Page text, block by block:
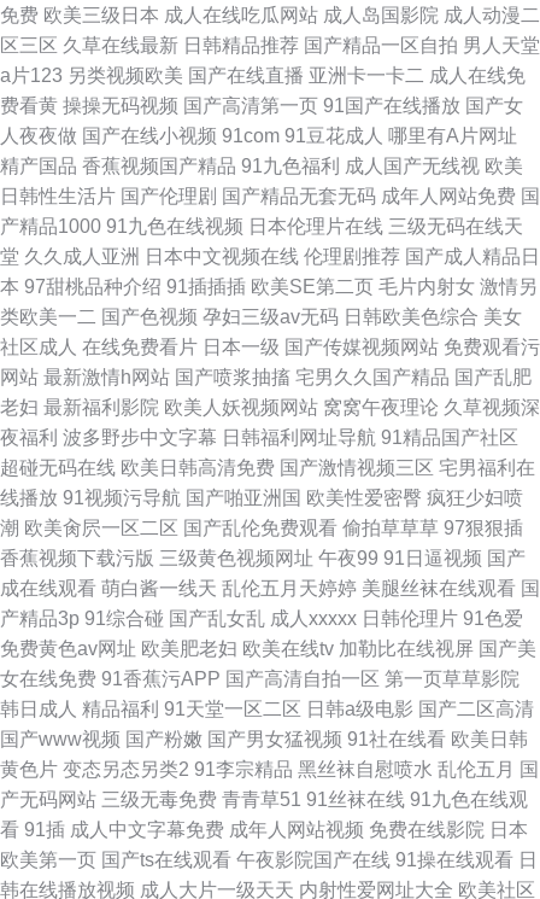
免费 欧美三级日本 成人在线吃瓜网站 成人岛国影院 成人动漫二
区三区 久草在线最新 日韩精品推荐 国产精品一区自拍 男人天堂
a片123 另类视频欧美 国产在线直播 亚洲卡一卡二 成人在线免
费看黄 操操无码视频 国产高清第一页 91国产在线播放 国产女
人夜夜做 国产在线小视频 91com 91豆花成人 哪里有A片网址
精产国品 香蕉视频国产精品 91九色福利 成人国产无线视 欧美
日韩性生活片 国产伦理剧 国产精品无套无码 成年人网站免费 国
产精品1000 91九色在线视频 日本伦理片在线 三级无码在线天
堂 久久成人亚洲 日本中文视频在线 伦理剧推荐 国产成人精品日
本 97甜桃品种介绍 91插插插 欧美SE第二页 毛片内射女 激情另
类欧美一二 国产色视频 孕妇三级av无码 日韩欧美色综合 美女
社区成人 在线免费看片 日本一级 国产传媒视频网站 免费观看污
网站 最新激情h网站 国产喷浆抽搐 宅男久久国产精品 国产乱肥
老妇 最新福利影院 欧美人妖视频网站 窝窝午夜理论 久草视频深
夜福利 波多野步中文字幕 日韩福利网址导航 91精品国产社区
超碰无码在线 欧美日韩高清免费 国产激情视频三区 宅男福利在
线播放 91视频污导航 国产啪亚洲国 欧美性爱密臀 疯狂少妇喷
潮 欧美肏屄一区二区 国产乱伦免费观看 偷拍草草草 97狠狠插
香蕉视频下载污版 三级黄色视频网址 午夜99 91日逼视频 国产
成在线观看 萌白酱一线天 乱伦五月天婷婷 美腿丝袜在线观看 国
产精品3p 91综合碰 国产乱女乱 成人xxxxx 日韩伦理片 91色爱
免费黄色av网址 欧美肥老妇 欧美在线tv 加勒比在线视屏 国产美
女在线免费 91香蕉污APP 国产高清自拍一区 第一页草草影院
韩日成人 精品福利 91天堂一区二区 日韩a级电影 国产二区高清
国产www视频 国产粉嫩 国产男女猛视频 91社在线看 欧美日韩
黄色片 变态另态另类2 91李宗精品 黑丝袜自慰喷水 乱伦五月 国
产无码网站 三级无毒免费 青青草51 91丝袜在线 91九色在线观
看 91插 成人中文字幕免费 成年人网站视频 免费在线影院 日本
欧美第一页 国产ts在线观看 午夜影院国产在线 91操在线观看 日
韩在线播放视频 成人大片一级天天 内射性爱网址大全 欧美社区